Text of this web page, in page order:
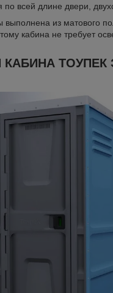
всей длине двери,
из матового
кабина не требует
КАБИНА ТОУПЕК